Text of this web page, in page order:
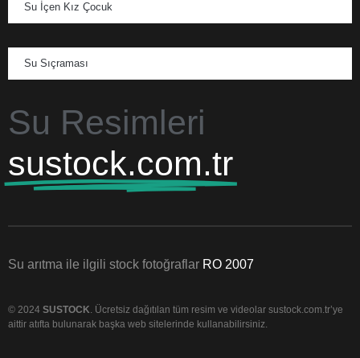
Su İçen Kız Çocuk
Su Sıçraması
Su Resimleri
sustock.com.tr
Su arıtma ile ilgili stock fotoğraflar RO 2007
© 2024 SUSTOCK. Ücretsiz dağıtılan tüm resim ve videolar sustock.com.tr’ye
aittir atıfta bulunarak başka web sitelerinde kullanabilirsiniz.